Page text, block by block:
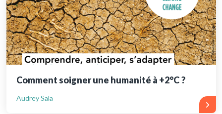
Comment soigner une humanité à +2°C ?
Audrey Sala